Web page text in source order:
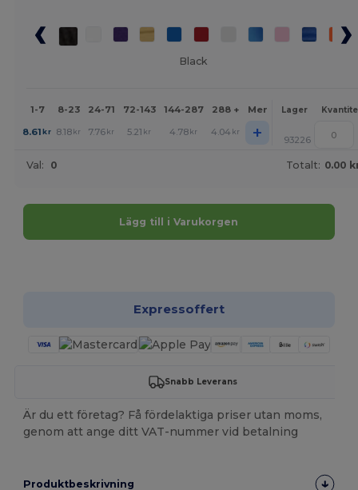
Black
1-7 8-23 24-71 72-143 144-287 288 + Mer Lager
8.61 kr 8.18 kr 7.76 kr 5.21 kr 4.78 kr 4.04 kr + 93226
Val: 0 Totalt: 0.00
Lägg till i Varukorgen
Expressoffert
Snabb Leverans
Är du ett företag? Få fördelaktiga priser utan moms,
genom att ange ditt VAT-nummer vid betalning
Produktbeskrivning